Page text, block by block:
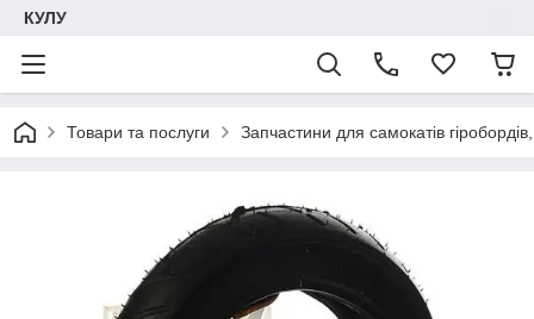
КУЛУ
Товари та послуги Запчастини для самокатів гіробордів,